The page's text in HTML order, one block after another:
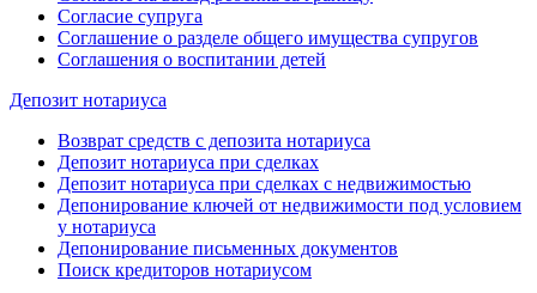
Согласие супруга
Соглашение о разделе общего имущества супругов
Соглашения о воспитании детей
Депозит нотариуса
Возврат средств с депозита нотариуса
Депозит нотариуса при сделках
Депозит нотариуса при сделках с недвижимостью
Депонирование ключей от недвижимости под условием
у нотариуса
Депонирование письменных документов
Поиск кредиторов нотариусом